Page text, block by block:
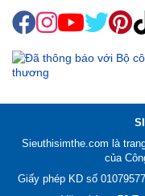
Sieuthisimthe.com là
của
Giấy phép KD số